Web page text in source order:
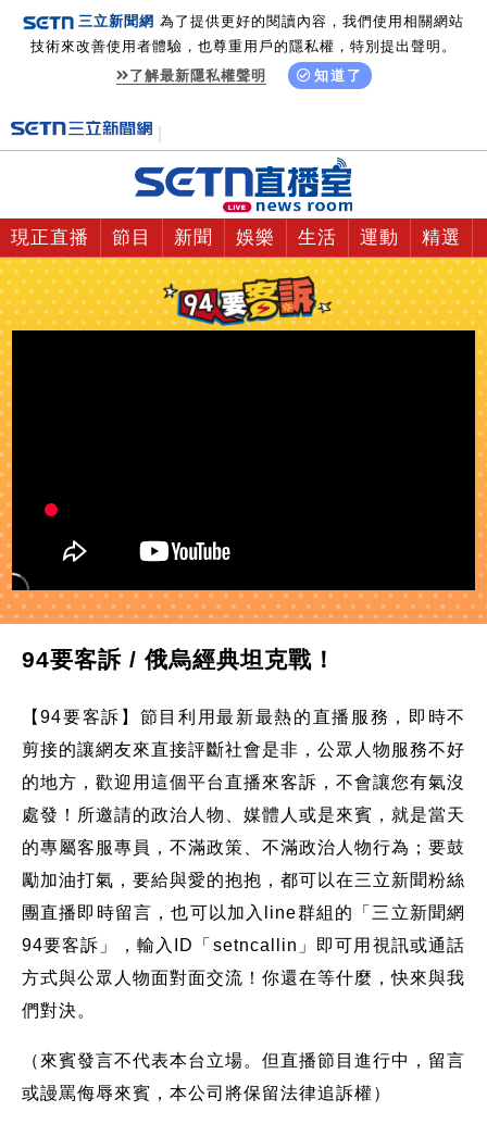
三立新聞網 為了提供更好的閱讀內容，我們使用相關網站
技術來改善使用者體驗，也尊重用戶的隱私權，特別提出聲明。
了解最新隱私權聲明
知道了
現正直播 節目 新聞 娛樂 生活 運動 精選
94要客訴 / 俄烏經典坦克戰！
【94要客訴】節目利用最新最熱的直播服務，即時不
剪接的讓網友來直接評斷社會是非，公眾人物服務不好
的地方，歡迎用這個平台直播來客訴，不會讓您有氣沒
處發！所邀請的政治人物、媒體人或是來賓，就是當天
的專屬客服專員，不滿政策、不滿政治人物行為；要鼓
勵加油打氣，要給與愛的抱抱，都可以在三立新聞粉絲
團直播即時留言，也可以加入line群組的「三立新聞網
94要客訴」，輸入ID「setncallin」即可用視訊或通話
方式與公眾人物面對面交流！你還在等什麼，快來與我
們對決。
（來賓發言不代表本台立場。但直播節目進行中，留言
或謾罵侮辱來賓，本公司將保留法律追訴權）